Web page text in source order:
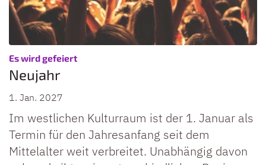
Es wird gefeiert:
Neujahr
1. Jan. 2027
Im westlichen Kulturraum ist der 1. Januar als
Termin für den Jahresanfang seit dem
Mittelalter weit verbreitet. Unabhängig davon